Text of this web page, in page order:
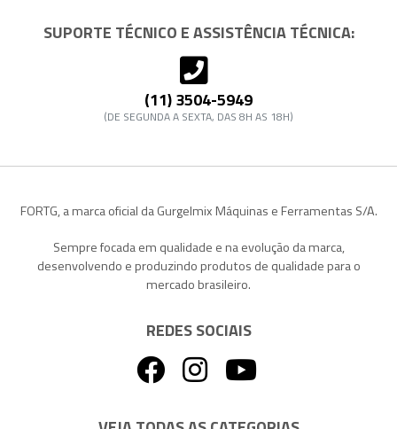
SUPORTE TÉCNICO E ASSISTÊNCIA TÉCNICA:
(11) 3504-5949
(DE SEGUNDA A SEXTA, DAS 8H AS 18H)
FORTG, a marca oficial da Gurgelmix Máquinas e Ferramentas S/A.
Sempre focada em qualidade e na evolução da marca,
desenvolvendo e produzindo produtos de qualidade para o
mercado brasileiro.
REDES SOCIAIS